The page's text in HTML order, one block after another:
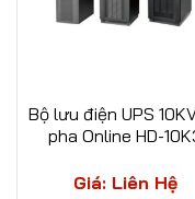
Bộ lưu điện UPS
pha Online HD-
Giá: Liên Hệ